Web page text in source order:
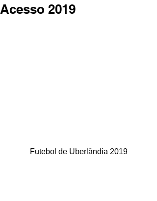
Acesso 2019
Futebol de Uberlândia 2019